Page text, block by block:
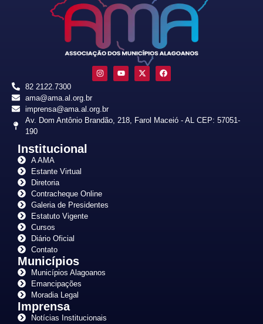
82 2122.7300
ama@ama.al.org.br
imprensa@ama.al.org.br
Av. Dom Antônio Brandão, 218, Farol Maceió - AL CEP: 57051-
190
Institucional
A AMA
Estante Virtual
Diretoria
Contracheque Online
Galeria de Presidentes
Estatuto Vigente
Cursos
Diário Oficial
Contato
Municípios
Municípios Alagoanos
Emancipações
Moradia Legal
Imprensa
Notícias Institucionais